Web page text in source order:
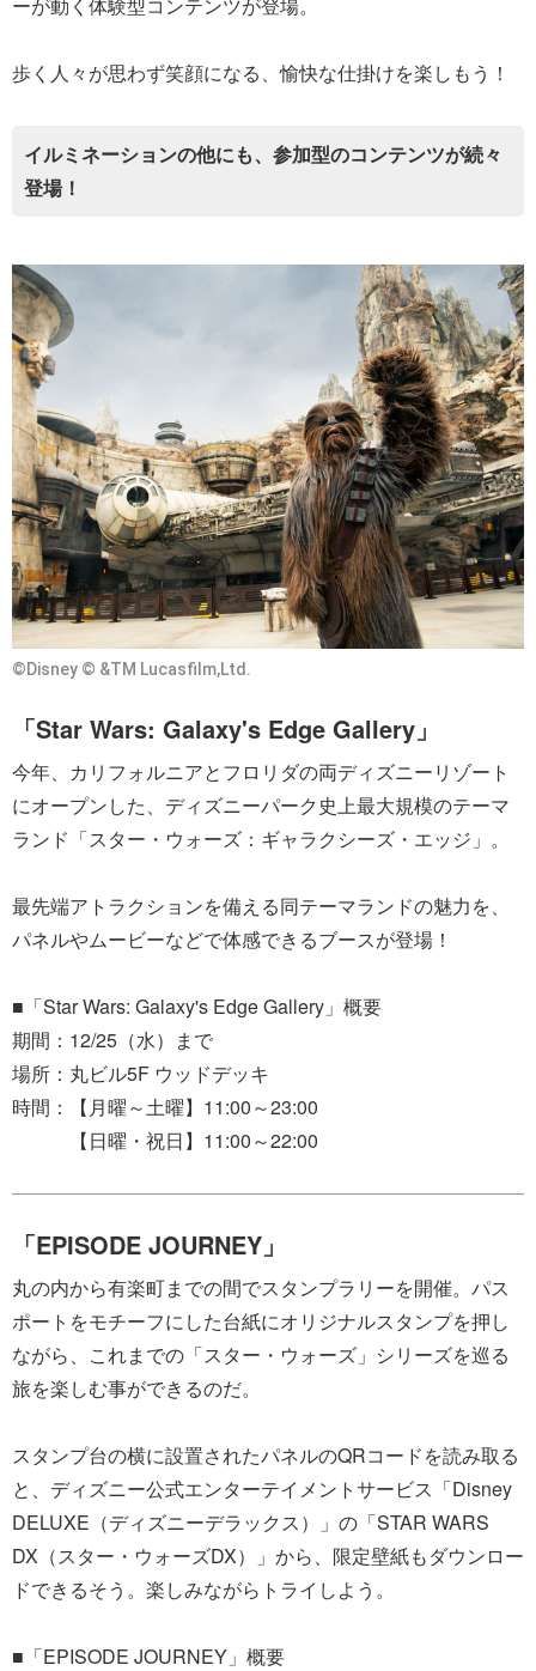
歩く人々が思わず笑顔になる、愉快な仕掛けを楽しもう！
イルミネーションの他にも、参加型のコンテンツが続々
登場！
©Disney © &TM Lucasfilm,Ltd.
「Star Wars: Galaxy's Edge Gallery」
今年、カリフォルニアとフロリダの両ディズニーリゾート
にオープンした、ディズニーパーク史上最大規模のテーマ
ランド「スター・ウォーズ：ギャラクシーズ・エッジ」。
最先端アトラクションを備える同テーマランドの魅力を、
パネルやムービーなどで体感できるブースが登場！
■「Star Wars: Galaxy's Edge Gallery」概要
期間：12/25（水）まで
場所：丸ビル5F ウッドデッキ
時間：【月曜～土曜】11:00～23:00
【日曜・祝日】11:00～22:00
「EPISODE JOURNEY」
丸の内から有楽町までの間でスタンプラリーを開催。パス
ポートをモチーフにした台紙にオリジナルスタンプを押し
ながら、これまでの「スター・ウォーズ」シリーズを巡る
旅を楽しむ事ができるのだ。
スタンプ台の横に設置されたパネルのQRコードを読み取る
と、ディズニー公式エンターテイメントサービス「Disney
DELUXE（ディズニーデラックス）」の「STAR WARS
DX（スター・ウォーズDX）」から、限定壁紙もダウンロー
ドできるそう。楽しみながらトライしよう。
■「EPISODE JOURNEY」概要